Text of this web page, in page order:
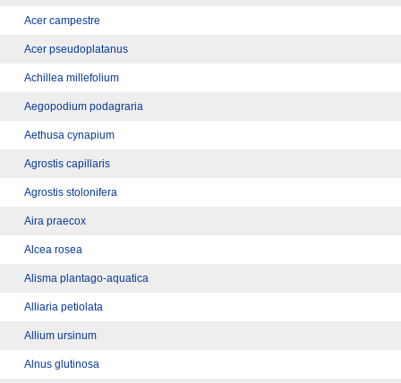
Acer campestre
Acer pseudoplatanus
Achillea millefolium
Aegopodium podagraria
Aethusa cynapium
Agrostis capillaris
Agrostis stolonifera
Aira praecox
Alcea rosea
Alisma plantago-aquatica
Alliaria petiolata
Allium ursinum
Alnus glutinosa